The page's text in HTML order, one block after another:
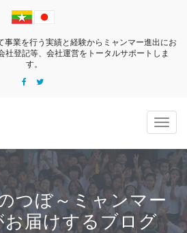
事業を行う実績と経験からミャンマー進出にお
社登記等、会社運営をトータルサポートしま
す。
つぼ～ミャンマー
お届けするブログ